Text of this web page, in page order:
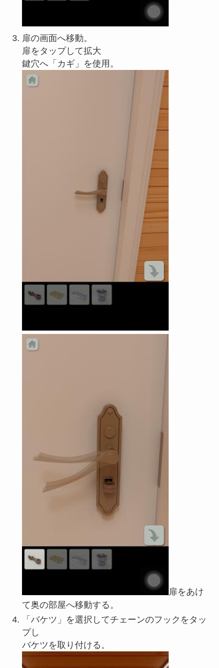
扉の画面へ移動。
扉をタップして拡大
鍵穴へ「カギ」を使用。
扉をあけ
て奥の部屋へ移動する。
「バケツ」を選択してチェーンのフックをタッ
プし
バケツを取り付ける。